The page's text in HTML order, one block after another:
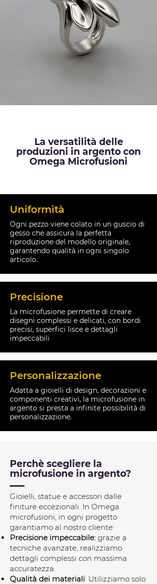
La versatilità delle
produzioni in argento con
Omega Microfusioni
Uniformità
Ogni pezzo viene colato in un guscio di
gesso che assicura la perfetta
riproduzione del modello originale,
garantendo qualità in ogni singolo
articolo.
Precisione
La microfusione permette di creare
disegni complessi e delicati, con bordi
precisi, superfici lisce e dettagli
impeccabili
Personalizzazione
Adatta a gioielli di design, decorazioni e
componenti creativi, la microfusione in
argento si presta a infinite possibilità di
personalizzazione.
Perchè scegliere la
microfusione in argento?
Gioielli, statue e accessori dalle
finiture eccezionali. In Omega
microfusioni, in ogni progetto
garantiamo al nostro cliente:
Precisione impeccabile: grazie a
tecniche avanzate, realizziamo
dettagli complessi con massima
accuratezza.
Qualità dei materiali: Utilizziamo solo